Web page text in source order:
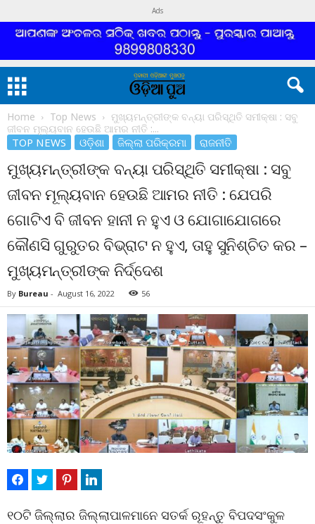
Ads
Home Top News
ମୁଖ୍ୟମନ୍ତ୍ରୀଙ୍କ ବନ୍ୟା ପରିସ୍ଥିତି ସମୀକ୍ଷା : ସବୁ
ଜୀବନ ମୂଲ୍ୟବାନ ହେଉଛି ଆମର ନୀତି :...
TOP NEWS ଓଡ଼ିଶା ଜିଲ୍ଲା ପରିକ୍ରମା ରାଜନୀତି
ମୁଖ୍ୟମନ୍ତ୍ରୀଙ୍କ ବନ୍ୟା ପରିସ୍ଥିତି ସମୀକ୍ଷା : ସବୁ
ଜୀବନ ମୂଲ୍ୟବାନ ହେଉଛି ଆମର ନୀତି : ଯେପରି
ଗୋଟିଏ ବି ଜୀବନ ହାନୀ ନ ହୁଏ ଓ ଯୋଗାଯୋଗରେ
କୌଣସି ଗୁରୁତର ବିଭ୍ରାଟ ନ ହୁଏ, ତାହୁ ସୁନିଶ୍ଚିତ କର –
ମୁଖ୍ୟମନ୍ତ୍ରୀଙ୍କ ନିର୍ଦ୍ଦେଶ
By Bureau - August 16, 2022 56
୧୦ଟି ଜିଲ୍ଲାର ଜିଲ୍ଲାପାଳମାନେ ସତର୍କ ରୂହନ୍ତୁ ବିପଦସଂକୁଳ